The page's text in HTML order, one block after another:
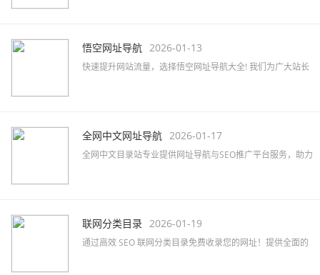
悟空网址导航 2026-01-13
快速提升网站流量，选择悟空网址导航大全! 我们为广大站长
全网中文网址导航 2026-01-17
全网中文目录站专业提供网址导航与SEO推广平台服务，助力
联网分类目录 2026-01-19
通过高效 SEO 联网分类目录免费收录您的网址！提供全面的